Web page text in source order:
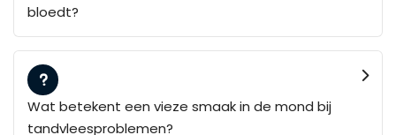
bloedt?
Wat betekent een vieze smaak in de mond bij
tandvleesproblemen?